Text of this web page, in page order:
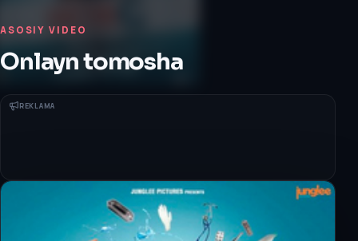
ASOSIY VIDEO
Onlayn tomosha
REKLAMA